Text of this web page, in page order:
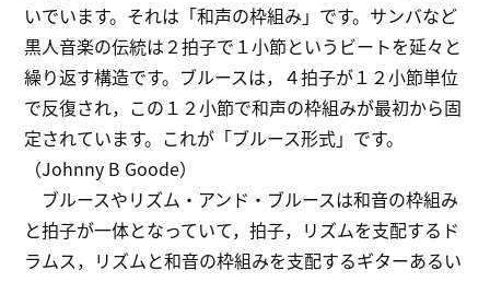
いでいます。それは「和声の枠組み」です。サンバなど
黒人音楽の伝統は２拍子で１小節というビートを延々と
繰り返す構造です。ブルースは，４拍子が１２小節単位
で反復され，この１２小節で和声の枠組みが最初から固
定されています。これが「ブルース形式」です。
（Johnny B Goode）
ブルースやリズム・アンド・ブルースは和音の枠組み
と拍子が一体となっていて，拍子，リズムを支配するド
ラムス，リズムと和音の枠組みを支配するギターあるい